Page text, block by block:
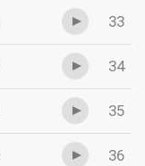
33
34
35
36